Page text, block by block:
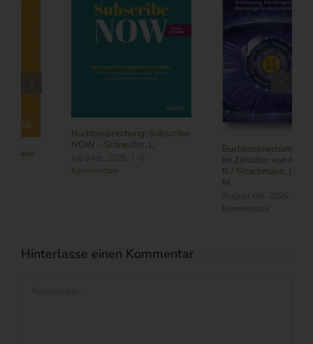
Buchbesprechung: Subscribe
NOW – Schneider, L.
Juli 24th, 2026
0
Buchbesprechung: Führung
im Zeitalter von KI – Butler,
R./ Nitschmann, J./ Becking,
August 6th, 2026
0
Hinterlasse einen Kommentar